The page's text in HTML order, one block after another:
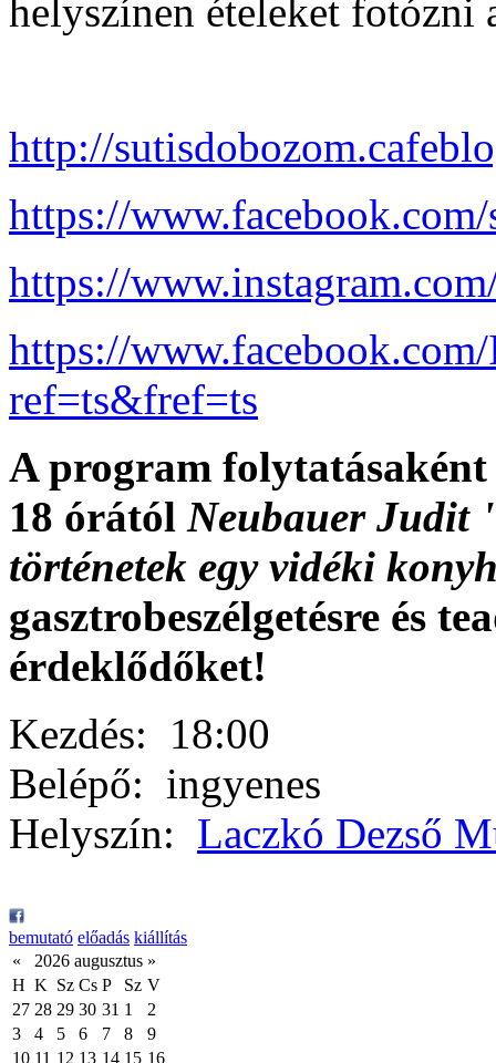
helyszínen ételeket fotózni
http://
https://
https://
https://
ref=ts&fref=ts
A program
18 órától Neubauer Judit
történetek egy vidéki
gasztrobeszélgetésre és
érdeklődőket!
Kezdés: 18:00
Belépő: ingyenes
Helyszín: Laczkó Dezső
bemutató előadás kiállítás
«
2026 augusztus »
H K Sz Cs P Sz V
27 28 29 30 31 1
2
3
4 5 6 7 8
9
10 11 12 13 14 15 16